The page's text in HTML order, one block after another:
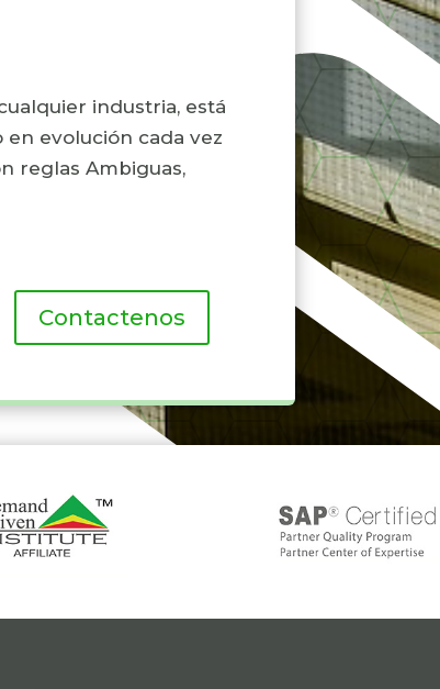
industria, está
evolución cada vez
reglas Ambiguas,
Contactenos